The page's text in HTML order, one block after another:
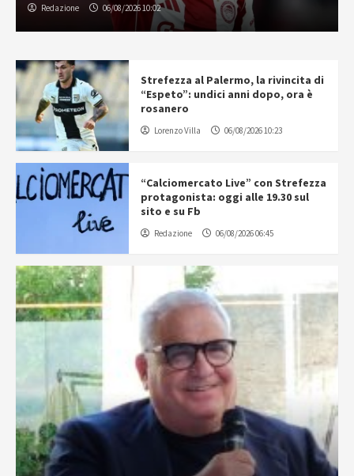
Redazione 06/08/2026 10:02
Strefezza al Palermo, la rivincita di
“Espeto”: undici anni dopo, ora è
rosanero
Lorenzo Villa 06/08/2026 10:23
“Calciomercato Live” con Strefezza
protagonista: oggi alle 19.30 sul
sito e su Fb
Redazione 06/08/2026 06:45